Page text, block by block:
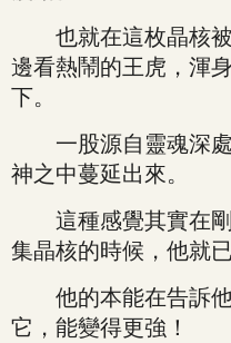
也就在這枚晶核被
邊看熱鬧的王虎，渾
下。
一股源自靈魂深處
神之中蔓延出來。
這種感覺其實在剛
集晶核的時候，他就已
他的本能在告訴他
它，能變得更強！